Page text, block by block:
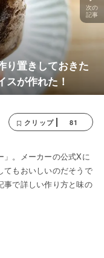
り置きしておきた
が作れた！
次の
記事
クリップ 81
」。メーカーの公式Xに
てもおいしいのだそうで
事で詳しい作り方と味の